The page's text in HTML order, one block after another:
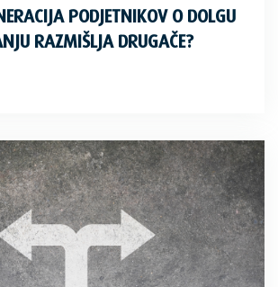
PODJETNIKOV O DOLGU
RAZMIŠLJA DRUGAČE?